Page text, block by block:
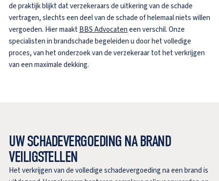
de praktijk blijkt dat verzekeraars de uitkering van de schade
vertragen, slechts een deel van de schade of helemaal niets willen
vergoeden. Hier maaktBBS Advocateneen verschil. Onze
specialisten in brandschade begeleiden u door het volledige
proces, van het onderzoek van de verzekeraar tot het verkrijgen
van een maximale dekking.
UW SCHADEVERGOEDING NA BRAND
VEILIGSTELLEN
Het verkrijgen van de volledige schadevergoeding na een brand is